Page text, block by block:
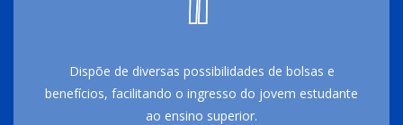
Dispõe de diversas possibilidades de bolsas e
benefícios, facilitando o ingresso do jovem estudante
ao ensino superior.